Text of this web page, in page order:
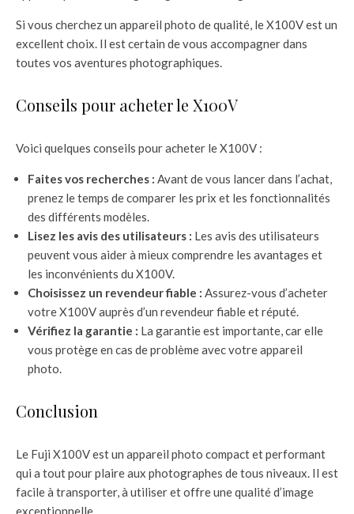
Si vous cherchez un appareil photo de qualité, le X100V est un
excellent choix. Il est certain de vous accompagner dans
toutes vos aventures photographiques.
Conseils pour acheter le X100V
Voici quelques conseils pour acheter le X100V :
Faites vos recherches : Avant de vous lancer dans l’achat,
prenez le temps de comparer les prix et les fonctionnalités
des différents modèles.
Lisez les avis des utilisateurs : Les avis des utilisateurs
peuvent vous aider à mieux comprendre les avantages et
les inconvénients du X100V.
Choisissez un revendeur fiable : Assurez-vous d’acheter
votre X100V auprès d’un revendeur fiable et réputé.
Vérifiez la garantie : La garantie est importante, car elle
vous protège en cas de problème avec votre appareil
photo.
Conclusion
Le Fuji X100V est un appareil photo compact et performant
qui a tout pour plaire aux photographes de tous niveaux. Il est
facile à transporter, à utiliser et offre une qualité d’image
exceptionnelle.